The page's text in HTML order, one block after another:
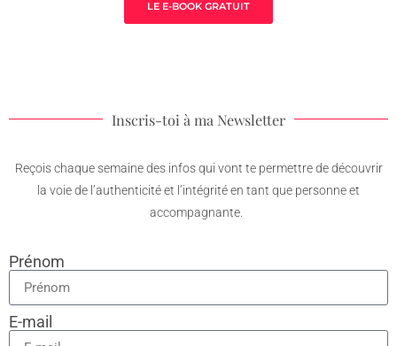
LE E-BOOK GRATUIT
Inscris-toi à ma Newsletter
Reçois chaque semaine des infos qui vont te permettre de découvrir
la voie de l’authenticité et l’intégrité en tant que personne et
accompagnante.
Prénom
E-mail